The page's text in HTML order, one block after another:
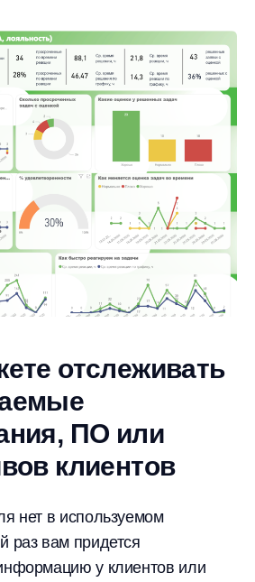
отслеживать
ПО или
клиентов
нет в используемом
раз вам придется
у клиентов или